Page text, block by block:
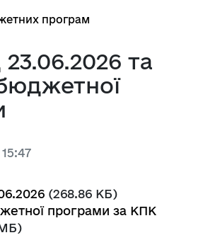
програм
23.06.2026 та
(268.86 КБ)
програми за КПК